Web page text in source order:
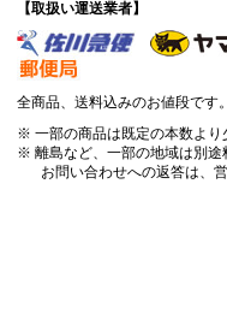
【取扱い運送業者】
全商品、送料込みのお値段です。
※ 一部の商品は既定の本数より
※ 離島など、一部の地域は別途
お問い合わせへの返答は、